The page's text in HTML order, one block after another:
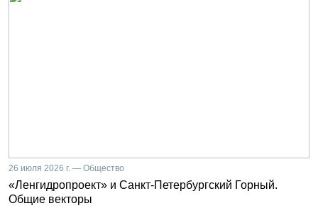
26 июля 2026 г. — Общество
«Ленгидропроект» и Санкт-Петербургский Горный.
Общие векторы